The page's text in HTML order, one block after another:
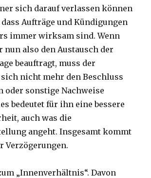
sich darauf verlassen können
Aufträge und Kündigungen
immer wirksam sind. Wenn
nun also den Austausch der
beauftragt, muss der
nicht mehr den Beschluss
oder sonstige Nachweise
bedeutet für ihn eine bessere
auch was die
angeht. Insgesamt kommt
Verzögerungen.
„Innenverhältnis“. Davon